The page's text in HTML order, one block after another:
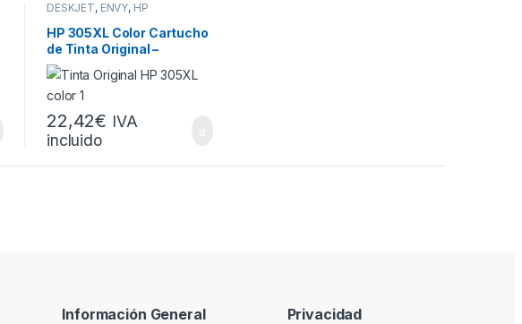
DESKJET, ENVY, HP
HP 305XL Color Cartucho
de Tinta Original –
3YM63AE
22,42€ IVA
incluido
Información General Privacidad